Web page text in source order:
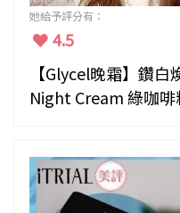
她給予評分有：
4.5
【Glycel晚霜】鑽
Night Cream 綠咖啡